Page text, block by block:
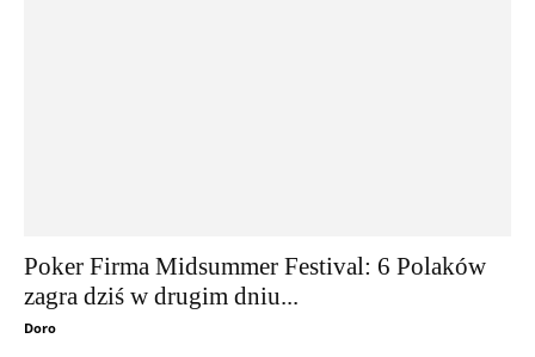
Poker Firma Midsummer Festival: 6 Polaków
zagra dziś w drugim dniu...
Doro